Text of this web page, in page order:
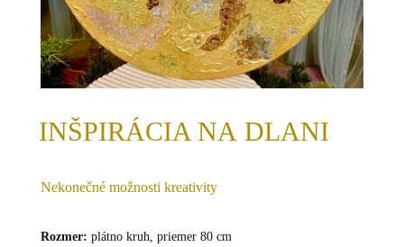
INŠPIRÁCIA NA DLANI
Nekonečné možnosti kreativity
Rozmer: plátno kruh, priemer 80 cm